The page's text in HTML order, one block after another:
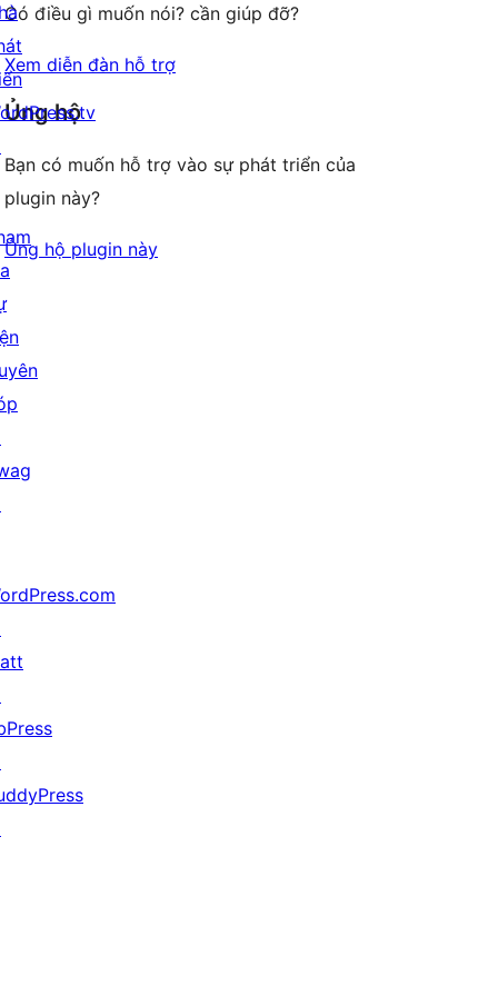
Có điều gì muốn nói? cần giúp đỡ?
Xem diễn đàn hỗ trợ
Ủng hộ
Bạn có muốn hỗ trợ vào sự phát triển của
plugin này?
Ủng hộ plugin này